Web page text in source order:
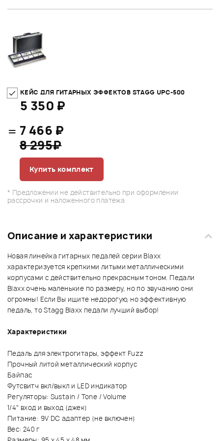
КЕЙС ДЛЯ ГИТАРНЫХ ЭФФЕКТОВ STAGG UPC-500
5 350 ₽
= 7 466 ₽
8 295₽
Купить комплект
* Предложении не действительно при оформлении
рассрочки и наложенного платежа
Описание и характеристики
Новая линейка гитарных педалей серии Blaxx
характеризуется крепкими литыми металлическими
корпусами с действительно прекрасным тоном. Педали
Blaxx очень маленькие по размеру, но по звучанию они
огромны! Если Вы ищите недорогую, но эффективную
педаль, то Stagg Blaxx педали лучший выбор!
Характеристики
Педаль для электрогитары, эффект Fuzz
Прочный литой металлический корпус
Байпас
Футсвитч вкл/выкл и LED индикатор
Регуляторы: Sustain / Tone / Volume
1/4" вход и выход (джек)
Питание: 9V DC адаптер (не включен)
Вес: 240 г